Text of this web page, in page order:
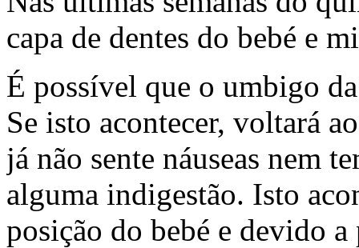
capa de dentes do bebé e
É possível que o umbigo
Se isto acontecer, voltará
já não sente náuseas nem
alguma indigestão. Isto
posição do bebé e devido